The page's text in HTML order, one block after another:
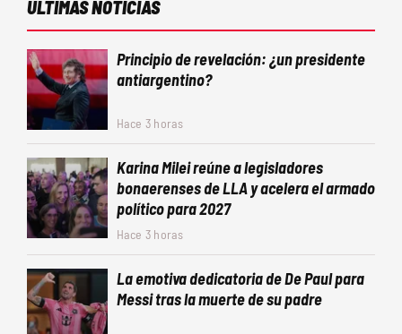
ÚLTIMAS NOTICIAS
Principio de revelación: ¿un presidente
antiargentino?
Hace 3 horas
Karina Milei reúne a legisladores
bonaerenses de LLA y acelera el armado
político para 2027
Hace 3 horas
La emotiva dedicatoria de De Paul para
Messi tras la muerte de su padre